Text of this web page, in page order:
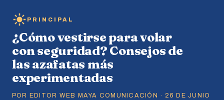
PRINCIPAL
¿Cómo vestirse para volar
con seguridad? Consejos de
las azafatas más
experimentadas
POR EDITOR WEB MAYA COMUNICACIÓN · 26 DE JUNIO